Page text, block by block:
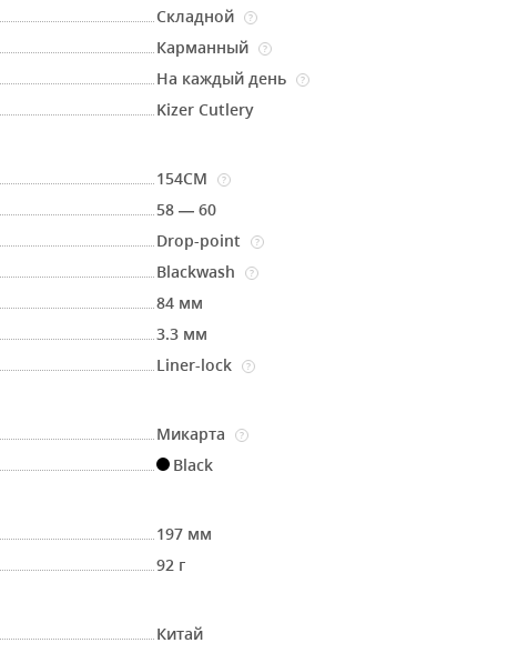
Складной ?
Карманный ?
На каждый день ?
Kizer Cutlery
154CM ?
58 — 60
Drop-point ?
Blackwash ?
84 мм
3.3 мм
Liner-lock ?
Микарта ?
Black
197 мм
92 г
Китай